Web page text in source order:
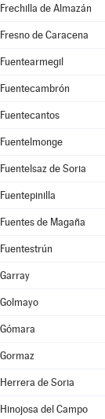
Frechilla de Almazán
Fresno de Caracena
Fuentearmegil
Fuentecambrón
Fuentecantos
Fuentelmonge
Fuentelsaz de Soria
Fuentepinilla
Fuentes de Magaña
Fuentestrún
Garray
Golmayo
Gómara
Gormaz
Herrera de Soria
Hinojosa del Campo